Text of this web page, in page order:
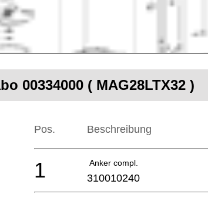
00334000 ( MAG28LTX32 )
Pos. Beschreibung
Anker compl.
1 310010240